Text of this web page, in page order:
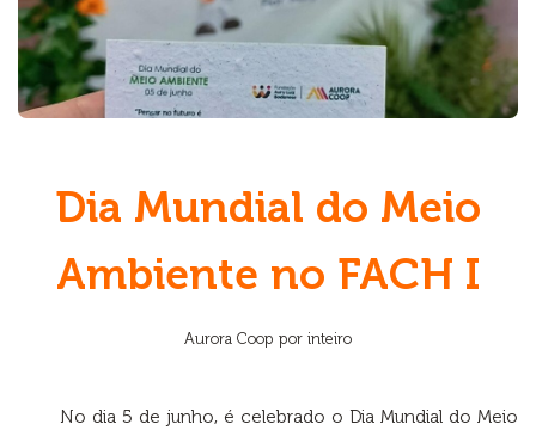
Dia Mundial do Meio
Ambiente no FACH I
Aurora Coop por inteiro
No dia 5 de junho, é celebrado o Dia Mundial do Meio